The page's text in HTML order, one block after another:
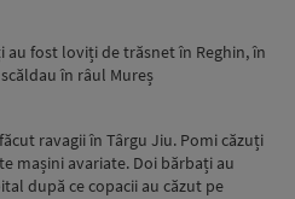
au fost loviți de trăsnet în Reghin, în
în râul Mureș
ravagii în Târgu Jiu. Pomi căzuți
mașini avariate. Doi bărbați au
după ce copacii au căzut pe